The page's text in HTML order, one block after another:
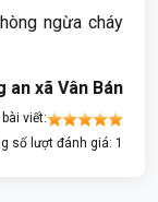
ngừa cháy
an xã Vân Bán
viết:
số lượt đánh giá: 1